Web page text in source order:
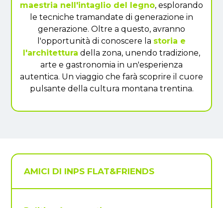
maestria nell'intaglio del legno, esplorando
le tecniche tramandate di generazione in
generazione. Oltre a questo, avranno
l'opportunità di conoscere la storia e
l'architettura della zona, unendo tradizione,
arte e gastronomia in un'esperienza
autentica. Un viaggio che farà scoprire il cuore
pulsante della cultura montana trentina.
AMICI DI INPS FLAT&FRIENDS